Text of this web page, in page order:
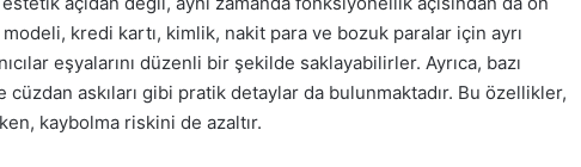
modeli, kredi kartı, kimlik, nakit para ve bozuk paralar için ayrı
eşyalarını düzenli bir şekilde saklayabilirler. Ayrıca, bazı
askıları gibi pratik detaylar da bulunmaktadır. Bu özellikler,
kaybolma riskini de azaltır.